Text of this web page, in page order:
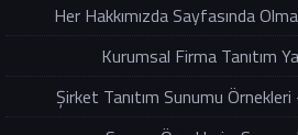
Her Hakkımızda Sayfasında
Kurumsal Firma Tanıtım
Şirket Tanıtım Sunumu